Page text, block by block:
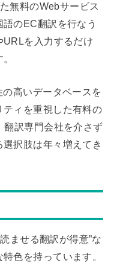
無料のWebサービス
のEC翻訳を行なう
を入力するだけ
高いデータベースを
ィを重視した有料の
翻訳専門会社を介さず
択肢は年々増えてき
ませる翻訳が得意”な
色を持っています。